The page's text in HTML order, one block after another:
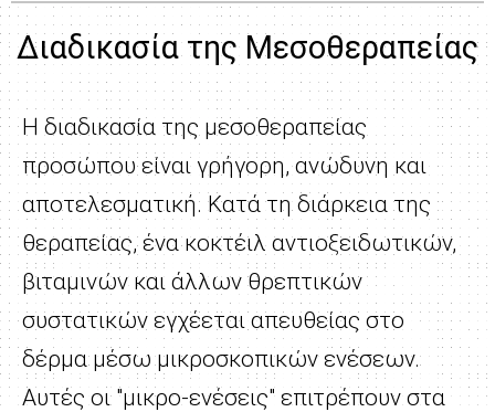
Διαδικασία της Μεσοθεραπείας
Η διαδικασία της μεσοθεραπείας
προσώπου είναι γρήγορη, ανώδυνη και
αποτελεσματική. Κατά τη διάρκεια της
θεραπείας, ένα κοκτέιλ αντιοξειδωτικών,
βιταμινών και άλλων θρεπτικών
συστατικών εγχέεται απευθείας στο
δέρμα μέσω μικροσκοπικών ενέσεων.
Αυτές οι "μικρο-ενέσεις" επιτρέπουν στα